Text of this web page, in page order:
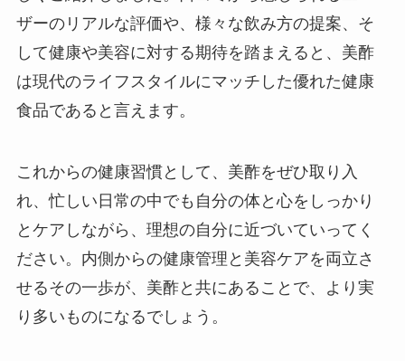
ザーのリアルな評価や、様々な飲み方の提案、そ
して健康や美容に対する期待を踏まえると、美酢
は現代のライフスタイルにマッチした優れた健康
食品であると言えます。
これからの健康習慣として、美酢をぜひ取り入
れ、忙しい日常の中でも自分の体と心をしっかり
とケアしながら、理想の自分に近づいていってく
ださい。内側からの健康管理と美容ケアを両立さ
せるその一歩が、美酢と共にあることで、より実
り多いものになるでしょう。